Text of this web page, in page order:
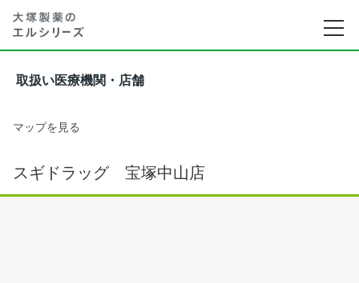
取扱い医療機関・店舗
マップを見る
スギドラッグ 宝塚中山店